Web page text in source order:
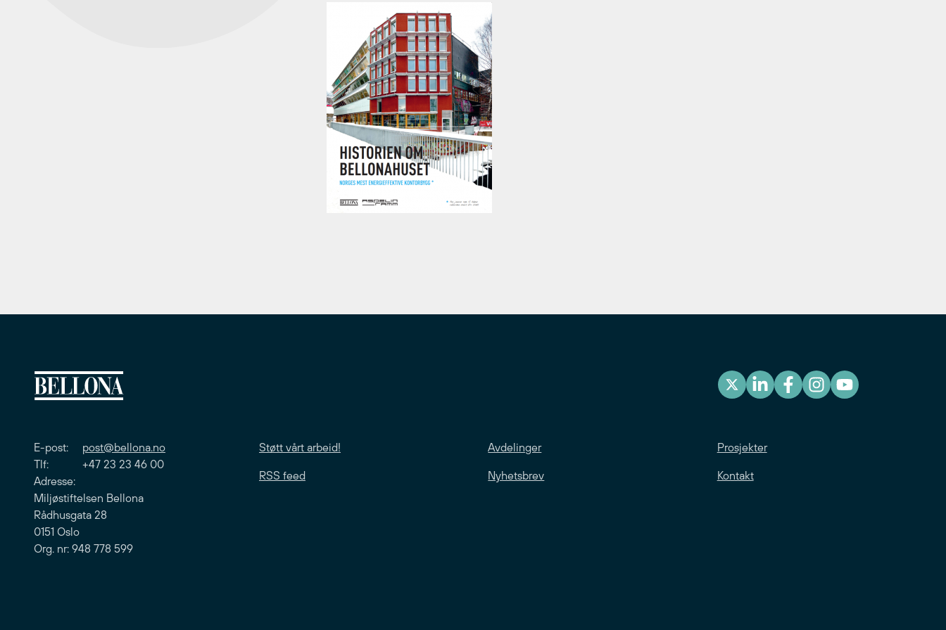
E-post: post@bellona.no
Tlf: +47 23 23 46 00
Adresse:
Miljøstiftelsen Bellona
Rådhusgata 28
0151 Oslo
Org. nr: 948 778 599
Støtt vårt arbeid! Avdelinger Prosjekter
RSS feed Nyhetsbrev Kontakt